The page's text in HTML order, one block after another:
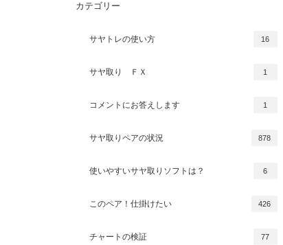
カテゴリー
サヤトレの使い方 16
サヤ取り ＦＸ 1
コメントにお答えします 1
サヤ取りペアの状況 878
使いやすいサヤ取りソフトは？ 6
このペア！仕掛けたい 426
チャートの検証 77